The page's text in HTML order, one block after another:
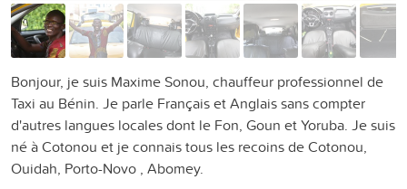
Bonjour, je suis Maxime Sonou, chauffeur professionnel de
Taxi au Bénin. Je parle Français et Anglais sans compter
d'autres langues locales dont le Fon, Goun et Yoruba. Je suis
né à Cotonou et je connais tous les recoins de Cotonou,
Ouidah, Porto-Novo , Abomey.